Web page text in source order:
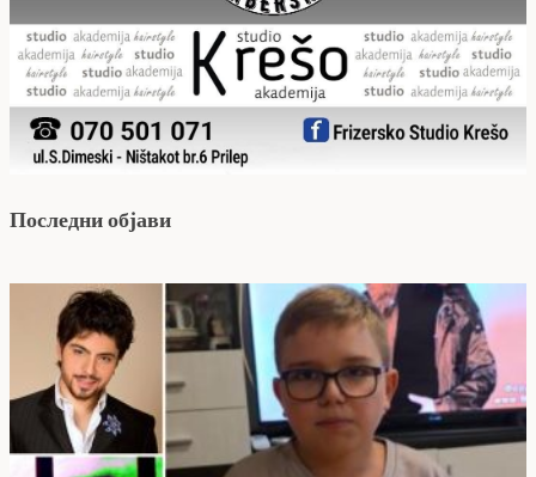
Последни објави